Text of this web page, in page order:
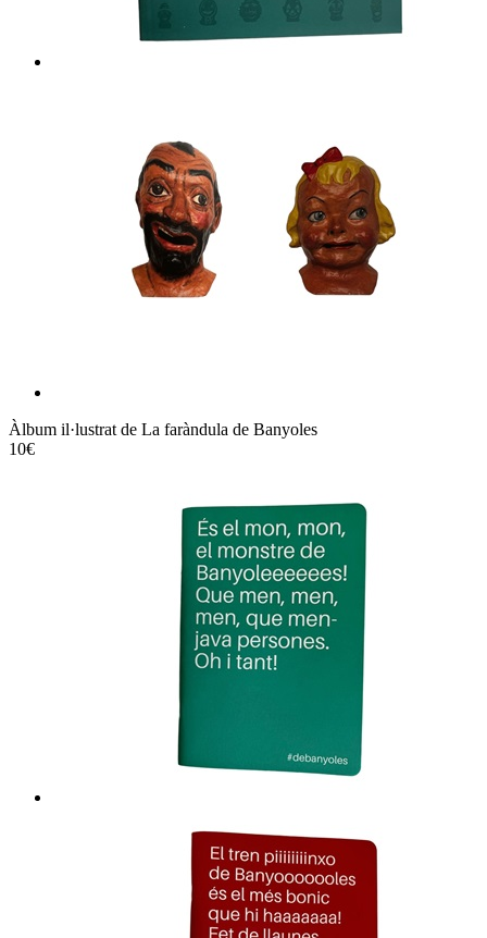
Àlbum il·lustrat de La faràndula de Banyoles
10€